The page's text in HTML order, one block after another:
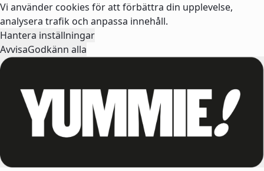
Vi använder cookies för att förbättra din upplevelse,
analysera trafik och anpassa innehåll.
Hantera inställningar
AvvisaGodkänn alla